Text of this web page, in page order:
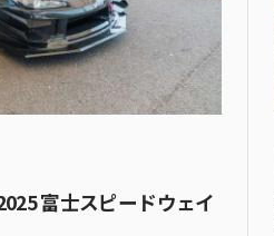
富士スピードウェイ